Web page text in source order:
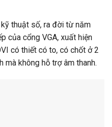
thuật số, ra đời từ năm
của cổng VGA, xuất hiện
có thiết có to, có chốt ở 2
mà không hỗ trợ âm thanh.